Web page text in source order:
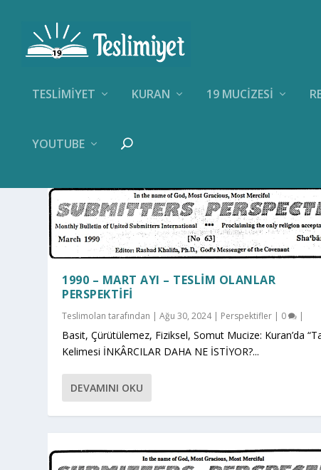
TESLIMIYET KURAN 19 MUCIZESI
YOUTUBE
1990 – MART AYI – TESLIM OLANLAR
PERSPEKTIFI
Teslimolan tarafından |Ağu 30, 2024| Perspektifler | 0 |
Basit, Çürütülemez, Fiziksel, Somut Mucize: Kuran’da
Kelimesi İNKÂRCILAR DAHA NE İSTİYOR?...
DEVAMINI OKU